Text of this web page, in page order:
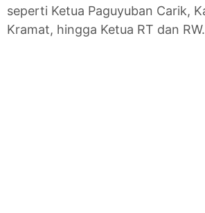
seperti Ketua Paguyuban Carik,
Kramat, hingga Ketua RT dan RW.